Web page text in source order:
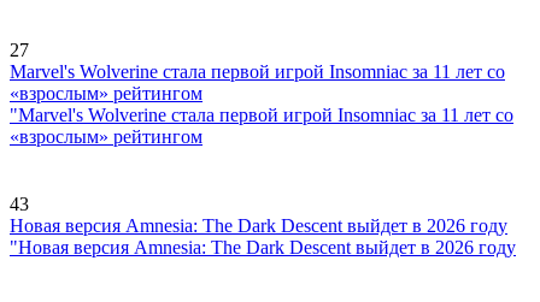
27
Marvel's Wolverine стала первой игрой Insomniac за 11 лет со
«взрослым» рейтингом
"Marvel's Wolverine стала первой игрой Insomniac за 11 лет со
«взрослым» рейтингом
43
Новая версия Amnesia: The Dark Descent выйдет в 2026 году
"Новая версия Amnesia: The Dark Descent выйдет в 2026 году